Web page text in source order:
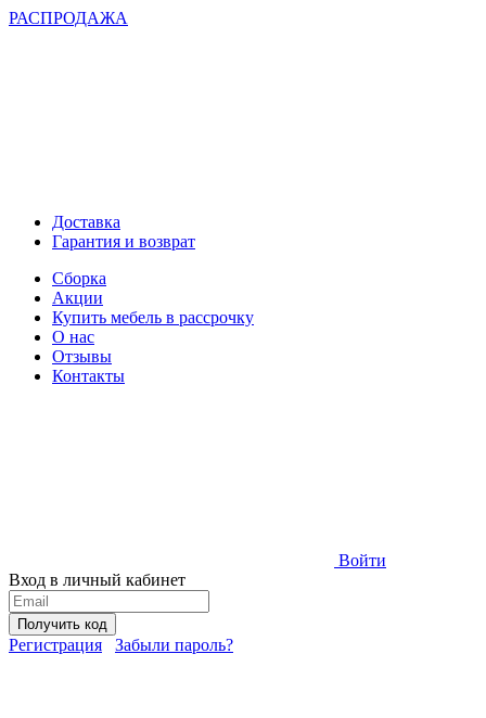
РАСПРОДАЖА
Доставка
Гарантия и возврат
Сборка
Акции
Купить мебель в рассрочку
О нас
Отзывы
Контакты
Войти
Вход в личный кабинет
Получить код
Регистрация Забыли пароль?